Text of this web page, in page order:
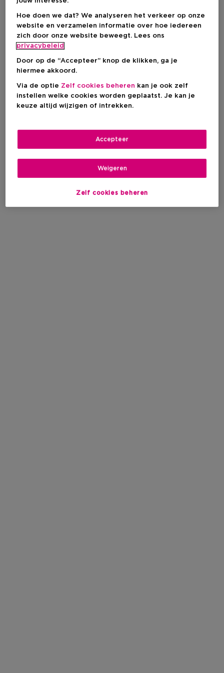
Filteren
0 Resultaten
Hoe doen we dat? We analyseren het verkeer op onze
website en verzamelen informatie over hoe iedereen
zich door onze website beweegt. Lees ons
privacybeleid
Door op de “Accepteer” knop de klikken, ga je
hiermee akkoord.
Via de optie Zelf cookies beheren kan je ook zelf
instellen welke cookies worden geplaatst. Je kan je
keuze altijd wijzigen of intrekken.
Zelf cookies beheren
Weigeren
Accepteer